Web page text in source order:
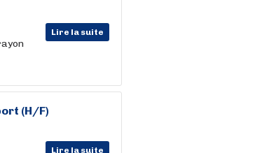
Lire la suite
(H/F)
Lire la suite